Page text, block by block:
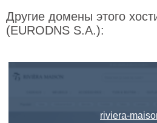
Другие домены этого
(EURODNS S.A.):
riviera-